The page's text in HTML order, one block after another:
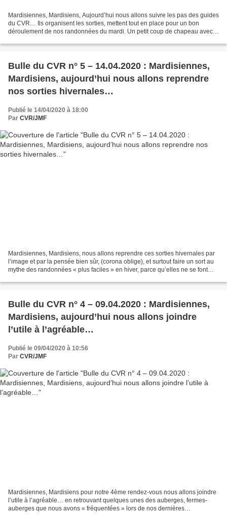
Mardisiennes, Mardisiens, Aujourd’hui nous allons suivre les pas des guides
du CVR… Ils organisent les sorties, mettent tout en place pour un bon
déroulement de nos randonnées du mardi. Un petit coup de chapeau avec
Bulle du CVR n° 5 – 14.04.2020 : Mardisiennes,
Mardisiens, aujourd’hui nous allons reprendre
nos sorties hivernales…
Publié le 14/04/2020 à 18:00
Par CVR/JMF
Mardisiennes, Mardisiens, nous allons reprendre ces sorties hivernales par
l’image et par la pensée bien sûr, (corona oblige), et surtout faire un sort au
mythe des randonnées « plus faciles » en hiver, parce qu’elles ne se font
Bulle du CVR n° 4 – 09.04.2020 : Mardisiennes,
Mardisiens, aujourd’hui nous allons joindre
l’utile à l’agréable…
Publié le 09/04/2020 à 10:56
Par CVR/JMF
Mardisiennes, Mardisiens pour notre 4ème rendez-vous nous allons joindre
l’utile à l’agréable… en retrouvant quelques unes des auberges, fermes-
auberges que nous avons « fréquentées » lors de nos dernières